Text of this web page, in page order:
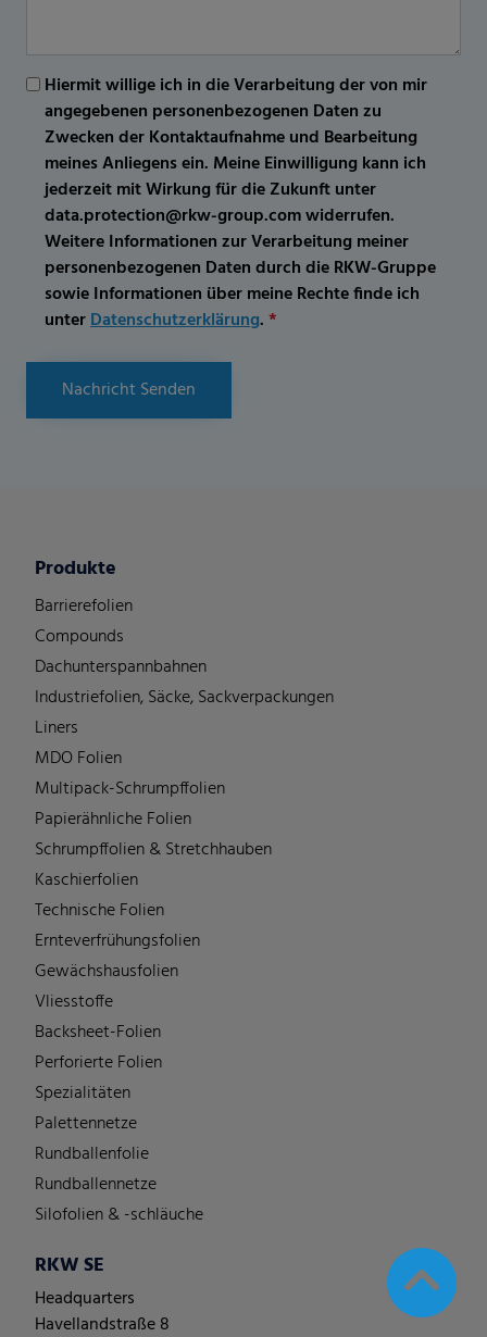
Hiermit willige ich in die Verarbeitung der von mir
angegebenen personenbezogenen Daten zu
Zwecken der Kontaktaufnahme und Bearbeitung
meines Anliegens ein. Meine Einwilligung kann ich
jederzeit mit Wirkung für die Zukunft unter
data.protection@rkw-group.com widerrufen.
Weitere Informationen zur Verarbeitung meiner
personenbezogenen Daten durch die RKW-Gruppe
sowie Informationen über meine Rechte finde ich
unterDatenschutzerklärung.*
Nachricht Senden
Produkte
Barrierefolien
Compounds
Dachunterspannbahnen
Industriefolien, Säcke, Sackverpackungen
Liners
MDO Folien
Multipack-Schrumpffolien
Papierähnliche Folien
Schrumpffolien & Stretchhauben
Kaschierfolien
Technische Folien
Ernteverfrühungsfolien
Gewächshausfolien
Vliesstoffe
Backsheet-Folien
Perforierte Folien
Spezialitäten
Palettennetze
Rundballenfolie
Rundballennetze
Silofolien & -schläuche
RKW SE
Headquarters
Havellandstraße 8